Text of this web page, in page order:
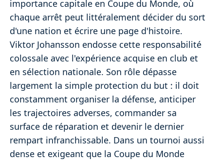
importance capitale en Coupe du Monde, où
chaque arrêt peut littéralement décider du sort
d'une nation et écrire une page d'histoire.
Viktor Johansson endosse cette responsabilité
colossale avec l'expérience acquise en club et
en sélection nationale. Son rôle dépasse
largement la simple protection du but : il doit
constamment organiser la défense, anticiper
les trajectoires adverses, commander sa
surface de réparation et devenir le dernier
rempart infranchissable. Dans un tournoi aussi
dense et exigeant que la Coupe du Monde